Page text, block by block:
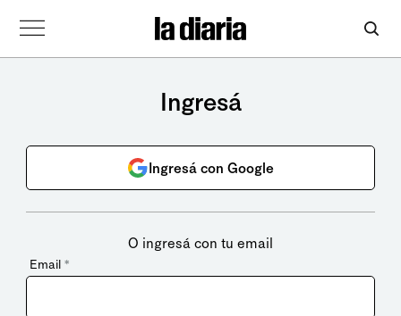
Ingresá
Ingresá con Google
O ingresá con tu email
Email *